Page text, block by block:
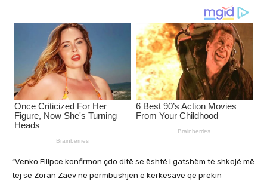
“Venko Filipce konfirmon çdo ditë se është i gatshëm të shkojë më
tej se Zoran Zaev në përmbushjen e kërkesave që prekin